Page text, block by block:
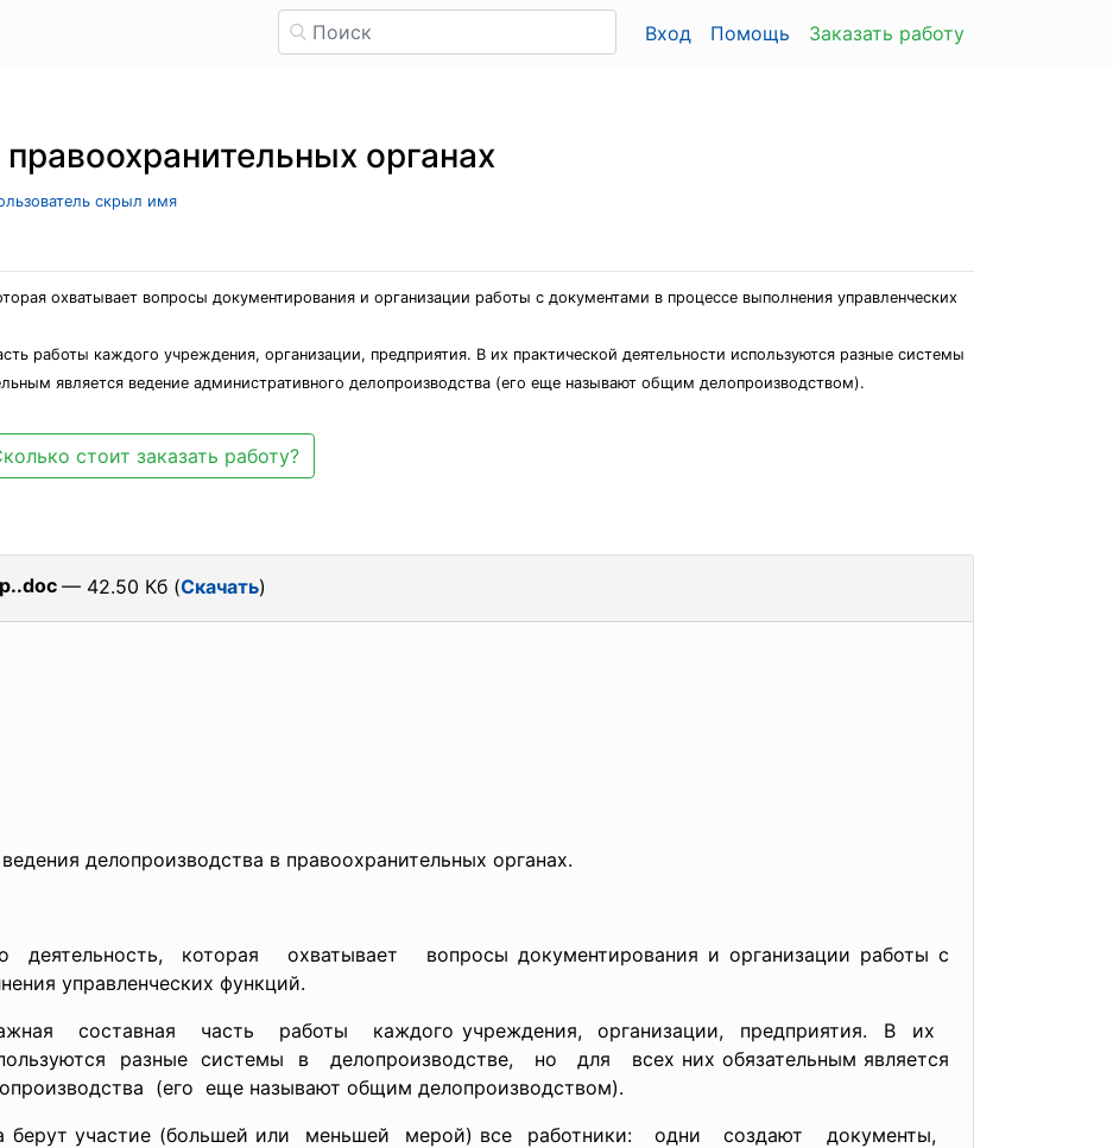
Вход Помощь Заказать работу
органах
скрыл имя
охватывает вопросы документирования и организации работы с документами в процессе выполнения управленческих
работы каждого учреждения, организации, предприятия. В их практической деятельности используются разные системы
является ведение административного делопроизводства (его еще называют общим делопроизводством).
стоит заказать работу?
— 42.50 Кб (Скачать)
делопроизводства в правоохранительных органах.
которая охватывает вопросы документирования и организации работы с
управленческих функций.
составная часть работы каждого учреждения, организации, предприятия. В их
разные системы в делопроизводстве, но для всех них обязательным является
(его еще называют общим делопроизводством).
берут участие (большей или меньшей мерой) все работники: одни создают документы,